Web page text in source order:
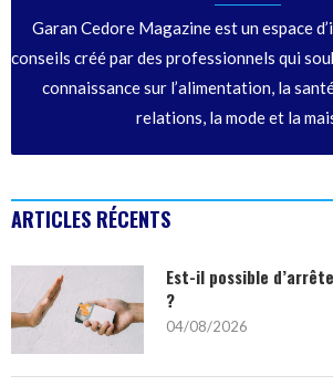
Garan Cedore Magazine est un espace
conseils créé par des professionnels qui
connaissance sur l’alimentation, la
relations, la mode et la
ARTICLES RÉCENTS
Est-il possible
?
04/08/2026